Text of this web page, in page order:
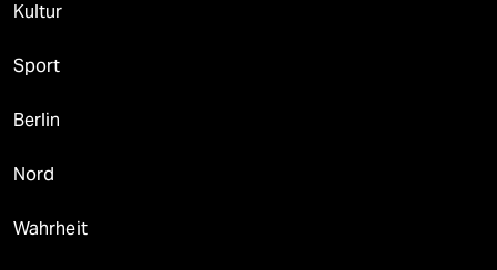
Kultur
Sport
Berlin
Nord
Wahrheit